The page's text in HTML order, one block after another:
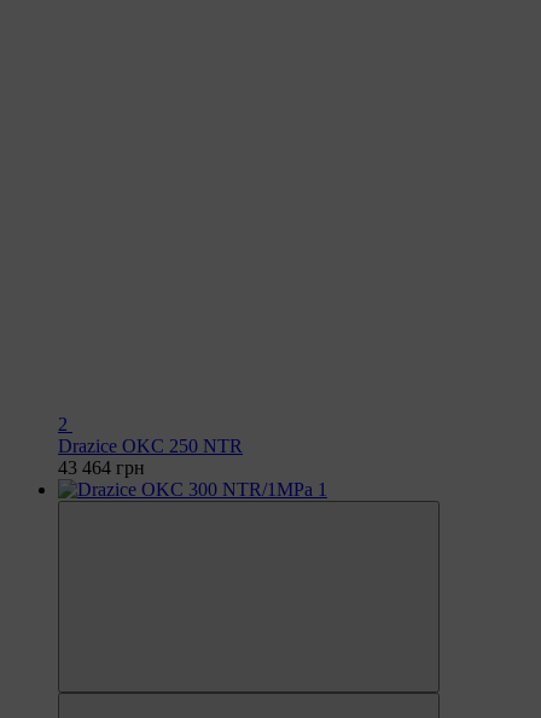
2
Drazice OKC 250 NTR
43 464 грн